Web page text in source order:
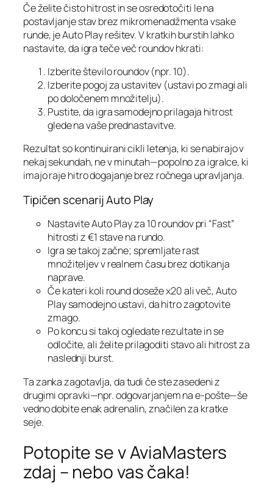
Če želite čisto hitrost in se osredotočiti le na
postavljanje stav brez mikromenadžmenta vsake
runde, je Auto Play rešitev. V kratkih burstih lahko
nastavite, da igra teče več roundov hkrati:
Izberite število roundov (npr. 10).
Izberite pogoj za ustavitev (ustavi po zmagi ali
po določenem množitelju).
Pustite, da igra samodejno prilagaja hitrost
glede na vaše prednastavitve.
Rezultat so kontinuirani cikli letenja, ki se nabirajo v
nekaj sekundah, ne v minutah—popolno za igralce, ki
imajo raje hitro dogajanje brez ročnega upravljanja.
Tipičen scenarij Auto Play
Nastavite Auto Play za 10 roundov pri “Fast”
hitrosti z €1 stave na rundo.
Igra se takoj začne; spremljate rast
množiteljev v realnem času brez dotikanja
naprave.
Če kateri koli round doseže x20 ali več, Auto
Play samodejno ustavi, da hitro zagotovite
zmago.
Po koncu si takoj ogledate rezultate in se
odločite, ali želite prilagoditi stavo ali hitrost za
naslednji burst.
Ta zanka zagotavlja, da tudi če ste zasedeni z
drugimi opravki—npr. odgovarjanjem na e‑pošte—še
vedno dobite enak adrenalin, značilen za kratke
seje.
Potopite se v AviaMasters
zdaj – nebo vas čaka!